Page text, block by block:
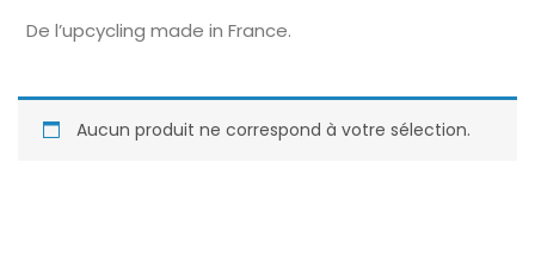
De l’upcycling made in France.
Aucun produit ne correspond à votre sélection.